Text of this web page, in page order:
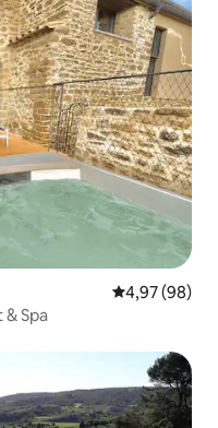
Gemiddelde
4,97 (98)
Spa